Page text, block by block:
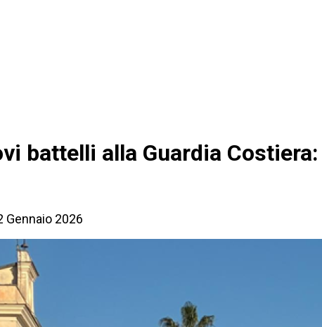
battelli alla Guardia
Gennaio 2026